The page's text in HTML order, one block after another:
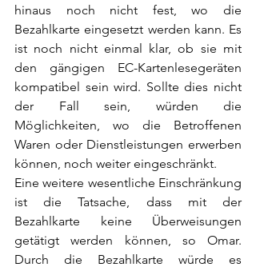
hinaus noch nicht fest, wo die
Bezahlkarte eingesetzt werden kann. Es
ist noch nicht einmal klar, ob sie mit
den gängigen EC-Kartenlesegeräten
kompatibel sein wird. Sollte dies nicht
der Fall sein, würden die
Möglichkeiten, wo die Betroffenen
Waren oder Dienstleistungen erwerben
können, noch weiter eingeschränkt.
Eine weitere wesentliche Einschränkung
ist die Tatsache, dass mit der
Bezahlkarte keine Überweisungen
getätigt werden können, so Omar.
Durch die Bezahlkarte würde es